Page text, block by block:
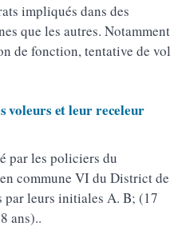
impliqués dans des
que les autres. Notamment
de fonction, tentative de vol
voleurs et leur receleur
par les policiers du
commune VI du District de
par leurs initiales A. B; (17
ans)..